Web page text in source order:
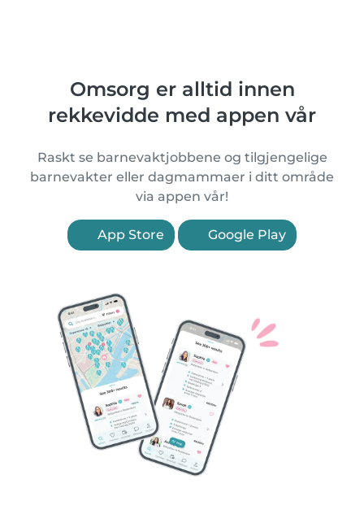
Omsorg er alltid innen
rekkevidde med appen vår
Raskt se barnevaktjobbene og tilgjengelige
barnevakter eller dagmammaer i ditt område
via appen vår!
App Store Google Play